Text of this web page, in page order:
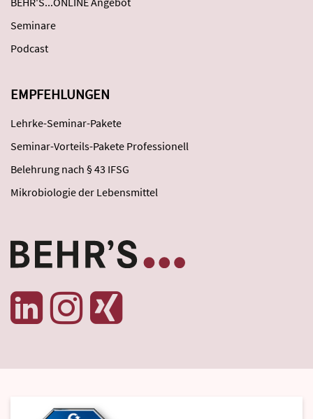
Seminare
Podcast
EMPFEHLUNGEN
Lehrke-Seminar-Pakete
Seminar-Vorteils-Pakete Professionell
Belehrung nach § 43 IFSG
Mikrobiologie der Lebensmittel